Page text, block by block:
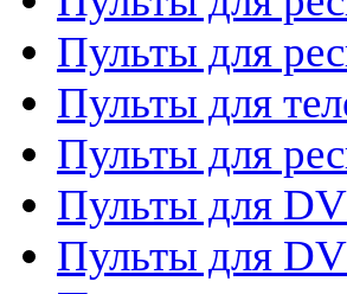
Пульты для
Пульты для
Пульты для
Пульты для
Пульты для